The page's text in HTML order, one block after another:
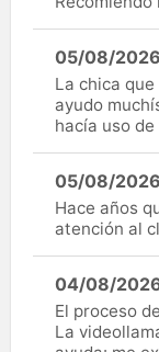
05/08/2026
La chica
ayudo
hacía uso
05/08/2026
Hace años
atención al
04/08/
El proceso
La